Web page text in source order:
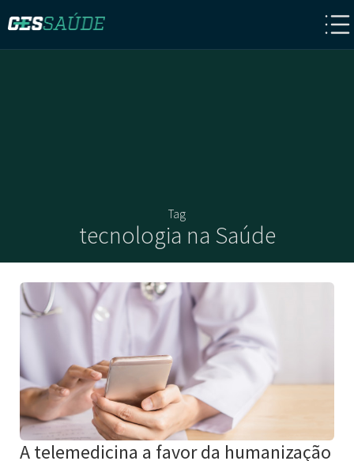
Tag
tecnologia na Saúde
A telemedicina a favor da humanização